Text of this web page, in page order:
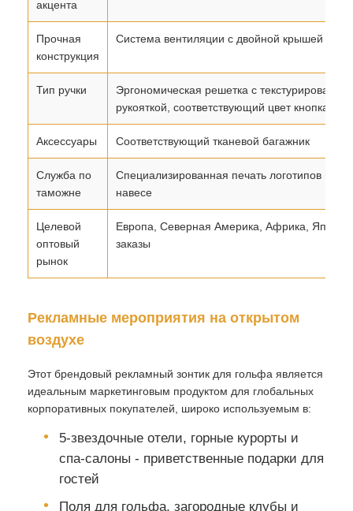
акцента
Прочная
конструкция
Система вентиляции с двойной крышей
Тип ручки
Эргономическая решетка с
рукояткой, соответствующий цвет кнопка
Аксессуары Соответствующий тканевой багажник
Служба по
таможне
Специализированная печать логотипов на
навесе
Целевой
оптовый
рынок
Европа, Северная Америка, Африка,
заказы
Рекламные мероприятия на открытом
воздухе
Этот брендовый рекламный зонтик для гольфа является
идеальным маркетинговым продуктом для глобальных
корпоративных покупателей, широко используемым в:
5-звездочные отели, горные курорты и
спа-салоны - приветственные подарки для
гостей
Поля для гольфа, загородные клубы и